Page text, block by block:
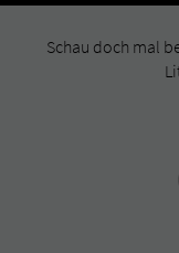
Schau doch mal